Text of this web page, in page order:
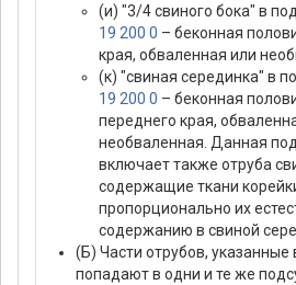
(и) "3/4 свиного бока" в
19 200 0 – беконная
края, обваленная или
(к) "свиная серединка" в
19 200 0 – беконная
переднего края,
необваленная. Данная
включает также отруба
содержащие ткани
пропорционально их
содержанию в свиной
(Б) Части отрубов, указанные
попадают в одни и те же